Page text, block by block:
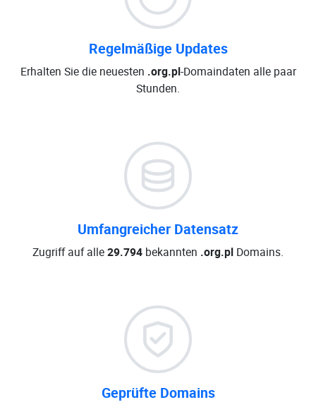
Regelmäßige Updates
Erhalten Sie die neuesten .org.pl-Domaindaten alle paar
Stunden.
Umfangreicher Datensatz
Zugriff auf alle29.794 bekannten .org.pl Domains.
Geprüfte Domains